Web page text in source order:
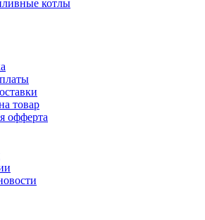
котлы
товар
офферта